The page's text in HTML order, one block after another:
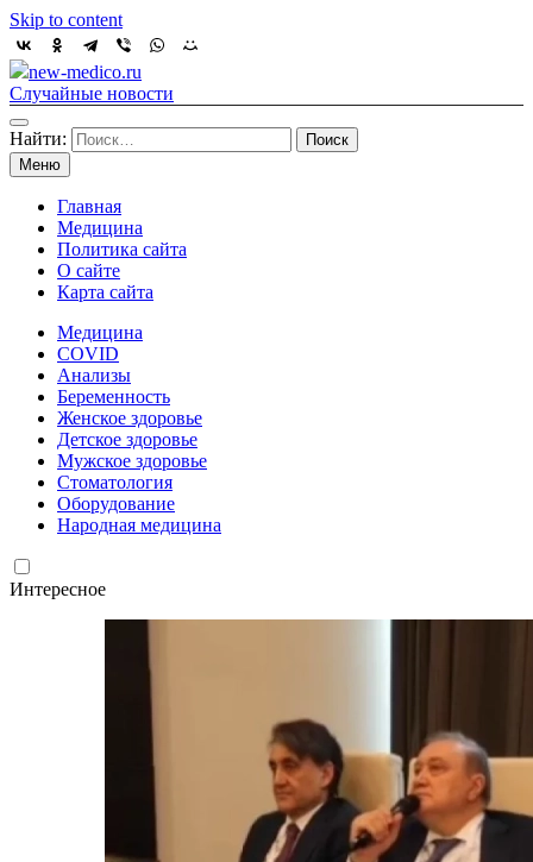
Skip to content
new-medico.ru
Случайные новости
Найти:
Меню
Главная
Медицина
Политика сайта
О сайте
Карта сайта
Медицина
COVID
Анализы
Беременность
Женское здоровье
Детское здоровье
Мужское здоровье
Стоматология
Оборудование
Народная медицина
Интересное